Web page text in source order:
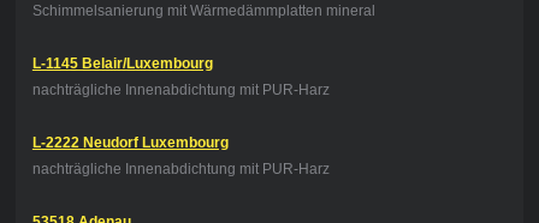
Schimmelsanierung mit Wärmedämmplatten mineral
L-1145 Belair/Luxembourg
nachträgliche Innenabdichtung mit PUR-Harz
L-2222 Neudorf Luxembourg
nachträgliche Innenabdichtung mit PUR-Harz